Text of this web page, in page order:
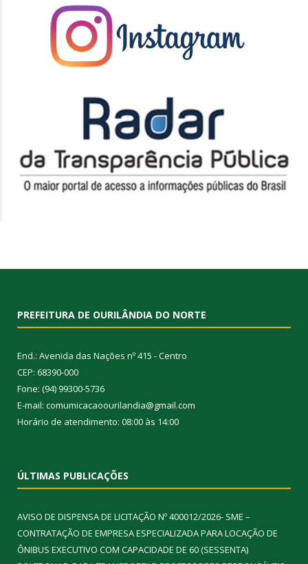
PREFEITURA DE OURILÂNDIA DO NORTE
End.: Avenida das Nações nº 415 - Centro
CEP: 68390-000
Fone: (94) 99300-5736
E-mail: comumicacaoourilandia@gmail.com
Horário de atendimento: 08:00 às 14:00
ÚLTIMAS PUBLICAÇÕES
AVISO DE DISPENSA DE LICITAÇÃO Nº 400012/2026- SME –
CONTRATAÇÃO DE EMPRESA ESPECIALIZADA PARA LOCAÇÃO DE
ÔNIBUS EXECUTIVO COM CAPACIDADE DE 60 (SESSENTA)